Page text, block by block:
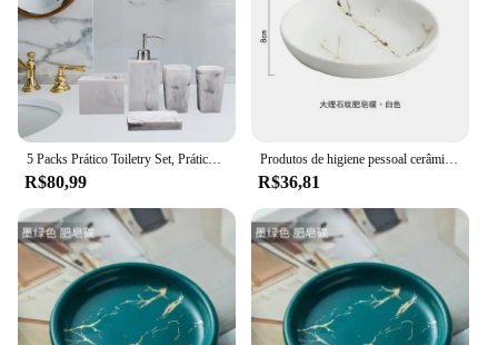
R$80,99
Produtos de higiene pessoal cerâmica leitosa acessórios do banheiro conjunto mármore porcelana escova de dentes holde dispensador sabão bandeja banheiro decoração para casa
R$36,81